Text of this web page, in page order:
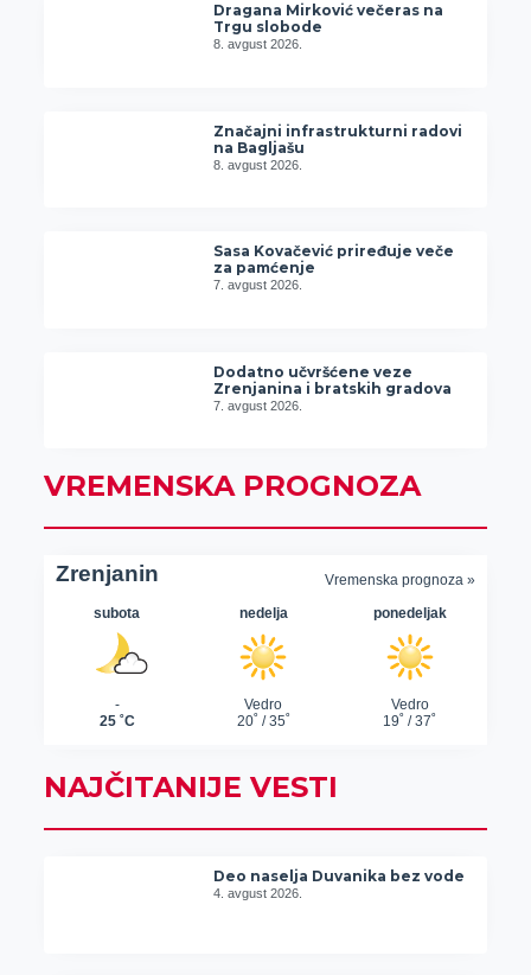
Dragana Mirković večeras na
Trgu slobode
8. avgust 2026.
Značajni infrastrukturni radovi
na Bagljašu
8. avgust 2026.
Sasa Kovačević priređuje veče
za pamćenje
7. avgust 2026.
Dodatno učvršćene veze
Zrenjanina i bratskih gradova
7. avgust 2026.
VREMENSKA PROGNOZA
NAJČITANIJE VESTI
Deo naselja Duvanika bez vode
4. avgust 2026.